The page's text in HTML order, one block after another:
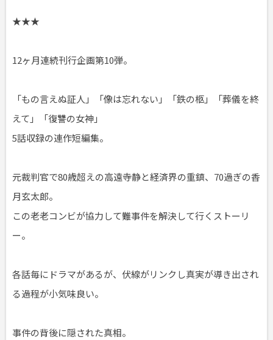
★★★
12ヶ月連続刊行企画第10弾。
「もの言えぬ証人」「像は忘れない」「鉄の柩」「葬儀を終
えて」「復讐の女神」
5話収録の連作短編集。
元裁判官で80歳超えの高遠寺静と経済界の重鎮、70過ぎの香
月玄太郎。
この老老コンビが協力して難事件を解決して行くストーリ
ー。
各話毎にドラマがあるが、伏線がリンクし真実が導き出され
る過程が小気味良い。
事件の背後に隠された真相。